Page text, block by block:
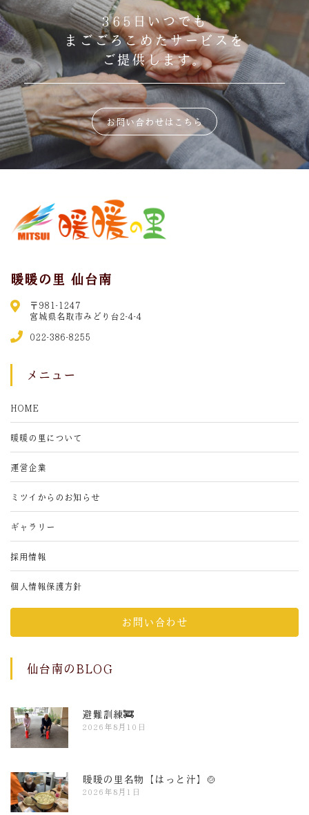
365日いつでも
まごごろこめたサービスを
ご提供します。
お問い合わせはこちら
暖暖の里 仙台南
〒981-1247
宮城県名取市みどり台2-4-4
022-386-8255
メニュー
HOME
暖暖の里について
運営企業
ミツイからのお知らせ
ギャラリー
採用情報
個人情報保護方針
お問い合わせ
仙台南のBLOG
避難訓練🚒
2026年8月10日
暖暖の里名物【はっと汁】🍲
2026年8月1日